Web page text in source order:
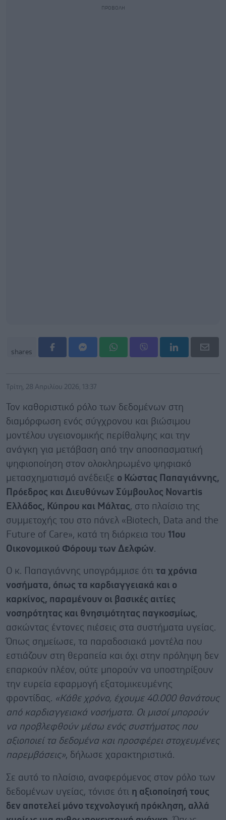
shares
Τρίτη, 28 Απριλίου 2026, 13:37
Τον καθοριστικό ρόλο των δεδομένων στη
διαμόρφωση ενός σύγχρονου και βιώσιμου
μοντέλου υγειονομικής περίθαλψης και την
ανάγκη για μετάβαση από την αποσπασματική
ψηφιοποίηση στον ολοκληρωμένο ψηφιακό
μετασχηματισμό ανέδειξε ο Κώστας Παπαγιάννης,
Πρόεδρος και Διευθύνων Σύμβουλος Novartis
Ελλάδος, Κύπρου και Μάλτας, στο πλαίσιο της
συμμετοχής του στο πάνελ «Biotech, Data and the
Future of Care», κατά τη διάρκεια του 11ου
Οικονομικού Φόρουμ των Δελφών.
Ο κ. Παπαγιάννης υπογράμμισε ότι τα χρόνια
νοσήματα, όπως τα καρδιαγγειακά και ο
καρκίνος, παραμένουν οι βασικές αιτίες
νοσηρότητας και θνησιμότητας παγκοσμίως,
ασκώντας έντονες πιέσεις στα συστήματα υγείας.
Όπως σημείωσε, τα παραδοσιακά μοντέλα που
εστιάζουν στη θεραπεία και όχι στην πρόληψη δεν
επαρκούν πλέον, ούτε μπορούν να υποστηρίξουν
την ευρεία εφαρμογή εξατομικευμένης
φροντίδας. «Κάθε χρόνο, έχουμε 40.000 θανάτους
από καρδιαγγειακά νοσήματα. Οι μισοί μπορούν
να προβλεφθούν μέσω ενός συστήματος που
αξιοποιεί τα δεδομένα και προσφέρει στοχευμένες
παρεμβάσεις», δήλωσε χαρακτηριστικά.
Σε αυτό το πλαίσιο, αναφερόμενος στον ρόλο των
δεδομένων υγείας, τόνισε ότι η αξιοποίησή τους
δεν αποτελεί μόνο τεχνολογική πρόκληση, αλλά